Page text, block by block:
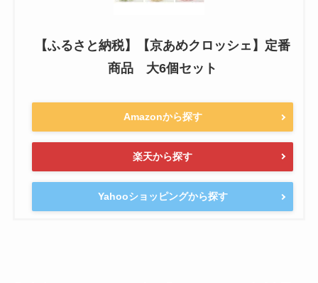
【ふるさと納税】【京あめクロッシェ】定番
商品 大6個セット
Amazonから探す
楽天から探す
Yahooショッピングから探す